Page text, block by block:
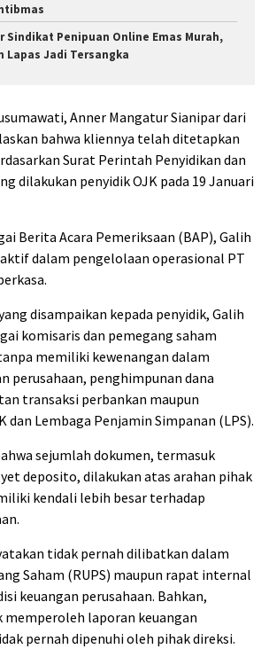
Sindikat Penipuan Online Emas Murah,
Lapas Jadi Tersangka
Anner Mangatur Sianipar dari
bahwa kliennya telah ditetapkan
Surat Perintah Penyidikan dan
dilakukan penyidik OJK pada 19 Januari
Berita Acara Pemeriksaan (BAP), Galih
dalam pengelolaan operasional PT
disampaikan kepada penyidik, Galih
komisaris dan pemegang saham
memiliki kewenangan dalam
perusahaan, penghimpunan dana
transaksi perbankan maupun
dan Lembaga Penjamin Simpanan (LPS).
sejumlah dokumen, termasuk
deposito, dilakukan atas arahan pihak
kendali lebih besar terhadap
tidak pernah dilibatkan dalam
Saham (RUPS) maupun rapat internal
keuangan perusahaan. Bahkan,
laporan keuangan
pernah dipenuhi oleh pihak direksi.